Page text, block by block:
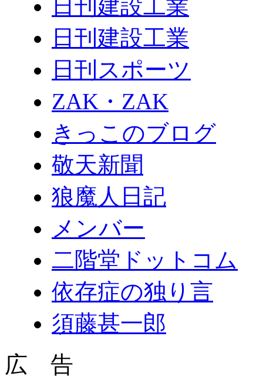
日刊建設工業
日刊建設工業
日刊スポーツ
ZAK・ZAK
きっこのブログ
敬天新聞
狼魔人日記
メンバー
二階堂ドットコム
依存症の独り言
須藤甚一郎
広 告